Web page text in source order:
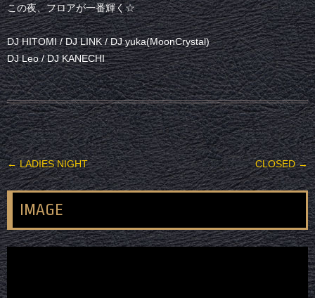
この夜、フロアが一番輝く☆
DJ HITOMI / DJ LINK / DJ yuka(MoonCrystal)
DJ Leo / DJ KANECHI
投稿ナビゲーション
←LADIES NIGHT CLOSED→
IMAGE